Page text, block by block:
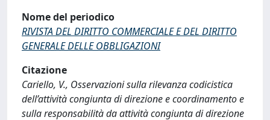
Nome del periodico
RIVISTA DEL DIRITTO COMMERCIALE E DEL DIRITTO
GENERALE DELLE OBBLIGAZIONI
Citazione
Cariello, V., Osservazioni sulla rilevanza codicistica
dell’attività congiunta di direzione e coordinamento e
sulla responsabilità da attività congiunta di direzione